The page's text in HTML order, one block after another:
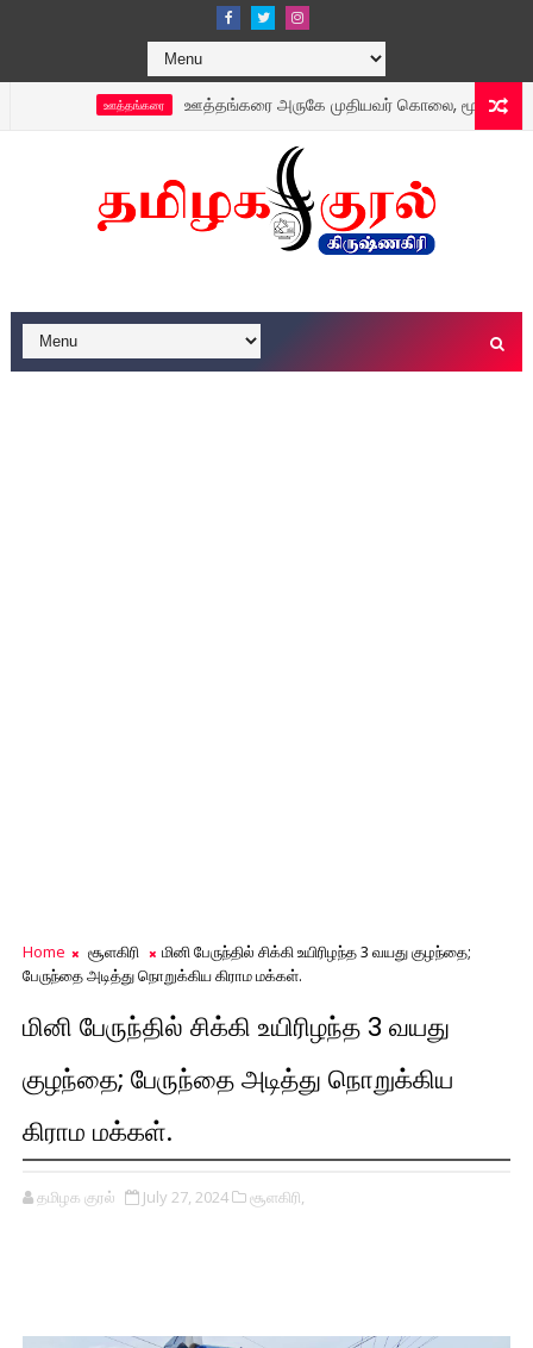
ஊத்தங்கரை ஊத்தங்கரை அருகே முதியவர் கொலை, மூதாட்டி பாலியல்
Home சூளகிரி
மினி பேருந்தில் சிக்கி உயிரிழந்த 3 வயது குழந்தை;
பேருந்தை அடித்து நொறுக்கிய கிராம மக்கள்.
மினி பேருந்தில் சிக்கி உயிரிழந்த 3 வயது
குழந்தை; பேருந்தை அடித்து நொறுக்கிய
கிராம மக்கள்.
தமிழக குரல் July 27, 2024 சூளகிரி,